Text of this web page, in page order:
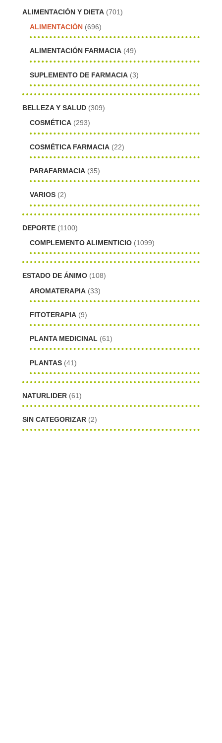
ALIMENTACIÓN Y DIETA (701)
ALIMENTACIÓN (696)
ALIMENTACIÓN FARMACIA (49)
SUPLEMENTO DE FARMACIA (3)
BELLEZA Y SALUD (309)
COSMÉTICA (293)
COSMÉTICA FARMACIA (22)
PARAFARMACIA (35)
VARIOS (2)
DEPORTE (1100)
COMPLEMENTO ALIMENTICIO (1099)
ESTADO DE ÁNIMO (108)
AROMATERAPIA (33)
FITOTERAPIA (9)
PLANTA MEDICINAL (61)
PLANTAS (41)
NATURLIDER (61)
SIN CATEGORIZAR (2)